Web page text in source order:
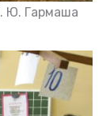
Ю. Гармаша